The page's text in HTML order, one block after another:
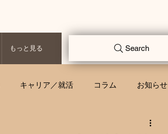
もっと見る Search
キャリア／就活 コラム お知らせ